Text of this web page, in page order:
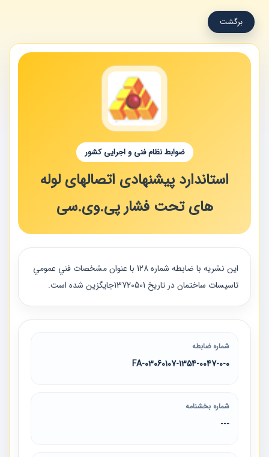
برگشت
ضوابط نظام فنی و اجرایی کشور
استاندارد پیشنهادی اتصالهای لوله
های تحت فشار پی.وی.سی
اين نشريه با ضابطه شماره 128 با عنوان مشخصات فني عمومي
تاسيسات ساختمان در تاريخ 13720501جايگزين شده است.
شماره ضابطه
03060107-1354-0047-0-0-FA
شماره بخشنامه
---